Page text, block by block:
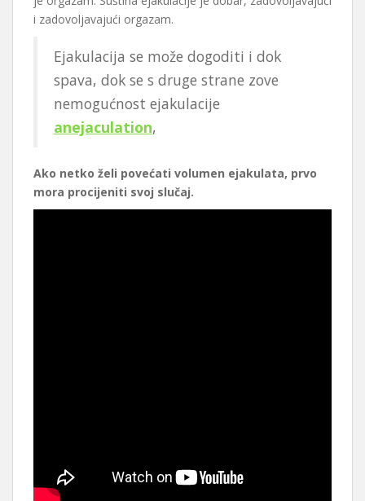
i zadovoljavajući orgazam.
Ejakulacija se može dogoditi i dok
spava, dok se s druge strane zove
nemogućnost ejakulacije
anejaculation,
Ako netko želi povećati volumen ejakulata, prvo
mora procijeniti svoj slučaj.